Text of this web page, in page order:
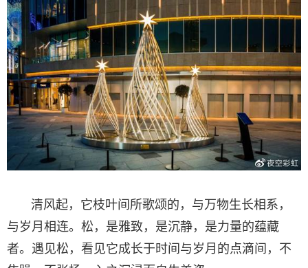
清风起，它枝叶间所歌颂的，与万物生长相系，
与岁月相连。松，是雅致，是沉静，是力量的蕴藏
者。遇见松，看见它成长于时间与岁月的点滴间，不